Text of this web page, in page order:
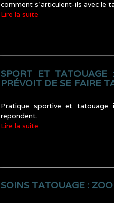
comment s’articulent-ils avec le
Lire la suite
SPORT ET TATOUAGE
PRÉVOIT DE SE FAIRE
Pratique sportive et tatouage
répondent.
Lire la suite
SOINS TATOUAGE :